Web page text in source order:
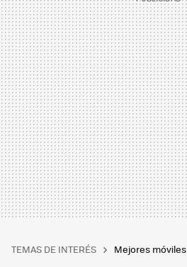
TEMAS DE INTERÉS Mejores móviles